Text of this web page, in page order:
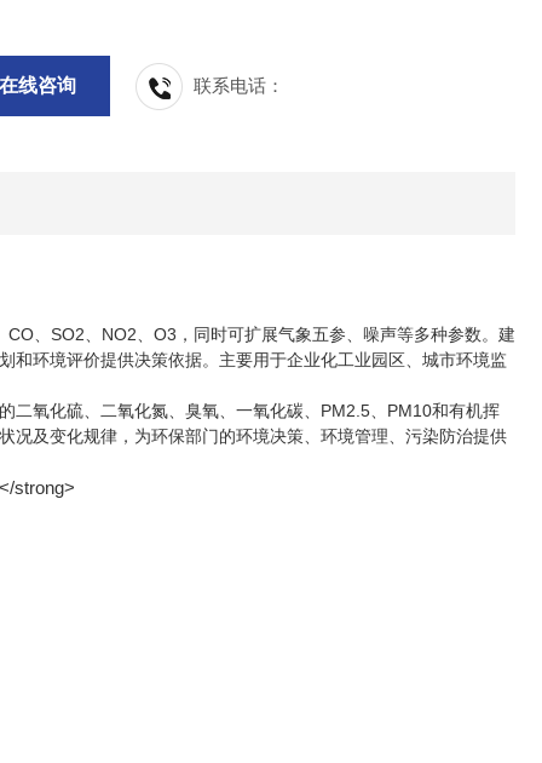
线咨询 联系电话：
、SO2、NO2、O3，同时可扩展气象五参、噪声等多种参数。建
和环境评价提供决策依据。主要用于企业化工业园区、城市环境监
二氧化硫、二氧化氮、臭氧、一氧化碳、PM2.5、PM10和有机挥
况及变化规律，为环保部门的环境决策、环境管理、污染防治提供